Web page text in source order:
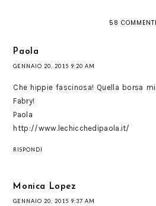
58 COMMENTI
Paola
GENNAIO 20, 2015 9:20 AM
Che hippie fascinosa! Quella borsa
Fabry!
Paola
http://www.lechicchedipaola.it/
RISPONDI
Monica Lopez
GENNAIO 20, 2015 9:37 AM